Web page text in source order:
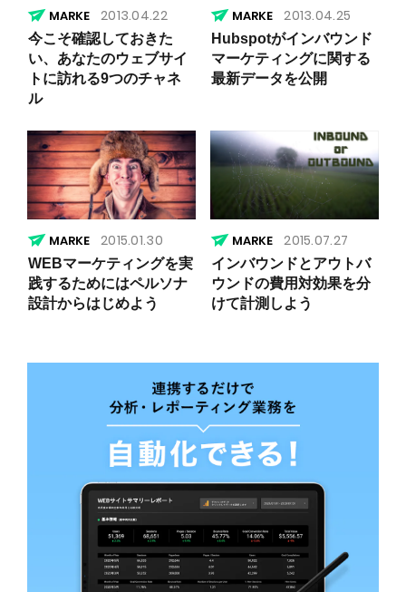
2013.04.22
今こそ確認しておきた
い、あなたのウェブサイ
トに訪れる9つのチャネ
ル
2013.04.25
Hubspotがインバウンド
マーケティングに関する
最新データを公開
2015.01.30
WEBマーケティングを実
践するためにはペルソナ
設計からはじめよう
2015.07.27
インバウンドとアウトバ
ウンドの費用対効果を分
けて計測しよう